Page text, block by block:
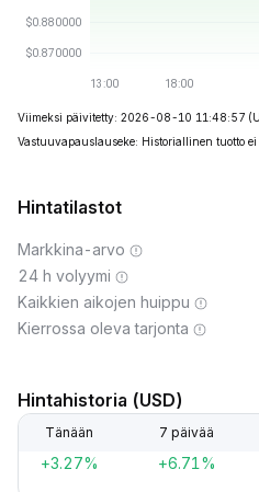
Viimeksi päivitetty: 2026-08-10 11:48:57
Vastuuvapauslauseke: Historiallinen tuotto ei
Hintatilastot
Markkina-arvo
24 h volyymi
Kaikkien aikojen huippu
Kierrossa oleva tarjonta
Hintahistoria (USD)
Tänään 7 päivää
+3.27% +6.71%